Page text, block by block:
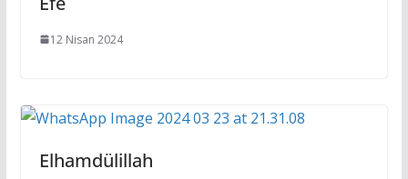
12 Nisan 2024
Elhamdülillah